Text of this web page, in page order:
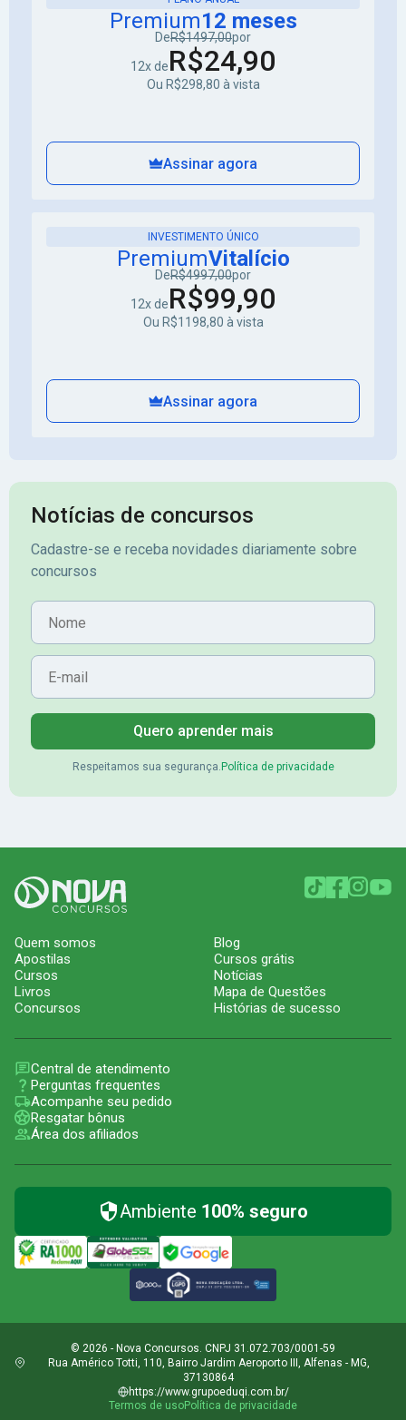
Premium12 meses
DeR$1497,00por
12x deR$24,90
Ou R$298,80 à vista
Assinar agora
INVESTIMENTO ÚNICO
PremiumVitalício
DeR$4997,00por
12x deR$99,90
Ou R$1198,80 à vista
Assinar agora
Notícias de concursos
Cadastre-se e receba novidades diariamente sobre
concursos
Nome
E-mail
Quero aprender mais
Respeitamos sua segurança. Política de privacidade
Quem somos
Apostilas
Cursos
Livros
Concursos
Blog
Cursos grátis
Notícias
Mapa de Questões
Histórias de sucesso
Central de atendimento
Perguntas frequentes
Acompanhe seu pedido
Resgatar bônus
Área dos afiliados
Ambiente 100% seguro
© 2026 - Nova Concursos. CNPJ 31.072.703/0001-59
Rua Américo Totti, 110, Bairro Jardim Aeroporto III, Alfenas - MG,
37130864
https://www.grupoeduqi.com.br/
Termos de usoPolítica de privacidade